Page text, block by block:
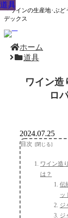
『ワインの生産地･ぶど
デックス
ホーム
道具
ワイン造
ロ
道具
2024.07.25
目次
ワイン造
は？
伝
ッ
ジ
ジ
道具
道具
道具
道具
道具
道具
道具
道具